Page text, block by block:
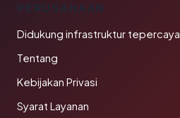
PERUSAHAAN
Didukung infrastruktur tepercaya
Tentang
Kebijakan Privasi
Syarat Layanan